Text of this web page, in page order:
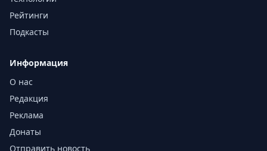
Рейтинги
Подкасты
Информация
О нас
Редакция
Реклама
Донаты
Отправить новость